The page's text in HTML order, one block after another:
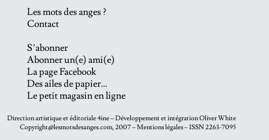
Les mots des anges ?
Contact
S’abonner
Abonner un(e) ami(e)
La page Facebook
Des ailes de papier…
Le petit magasin en ligne
Direction artistique et éditoriale4ine– Développement et intégrationOliver White
Copyright@lesmotsdesanges.com, 2007 – Mentions légales – ISSN 2263-7095